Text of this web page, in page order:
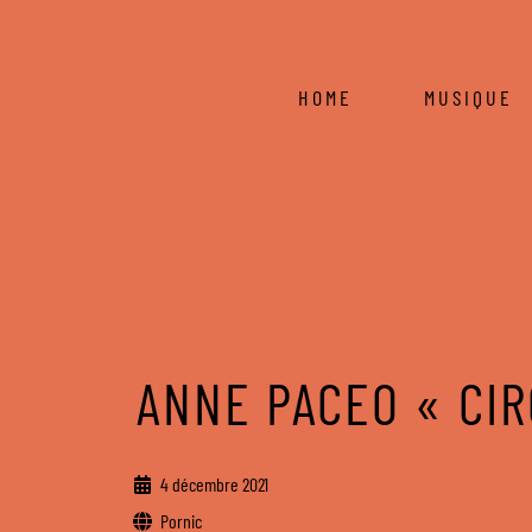
HOME MUSIQUE
ANNE PACEO «
4 décembre 2021
Pornic